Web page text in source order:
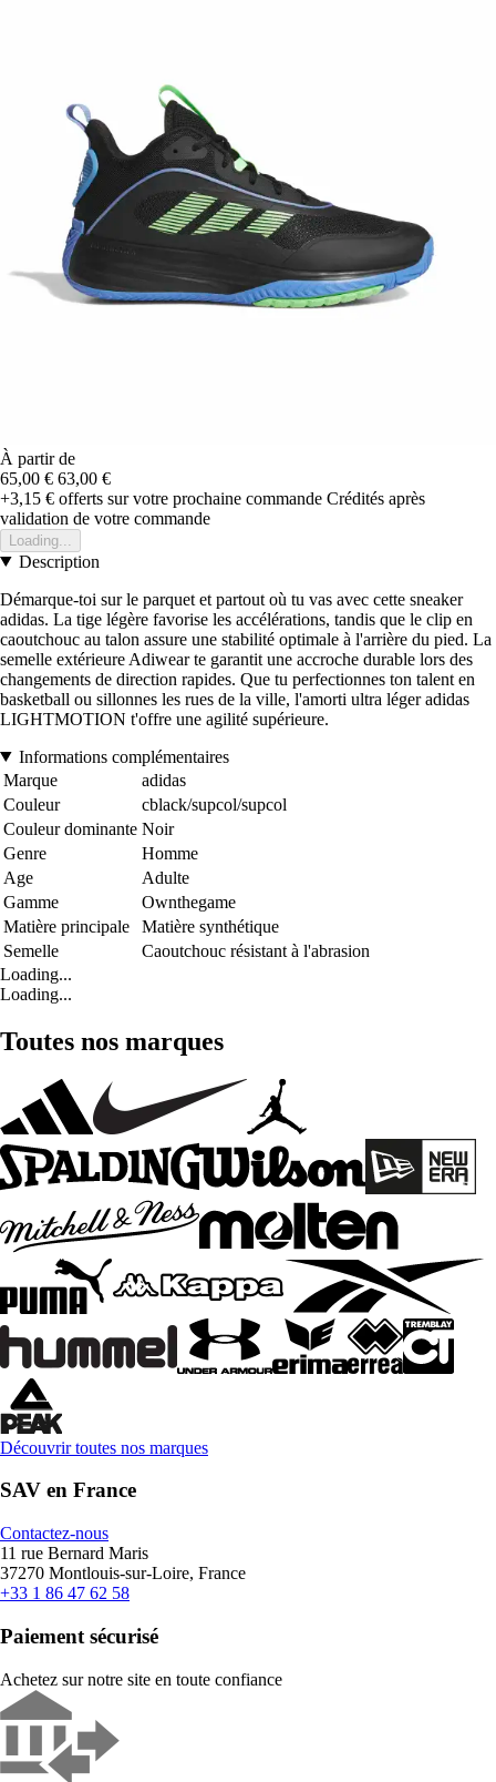
À partir de
65,00 € 63,00 €
+3,15 € offerts sur votre prochaine commande Crédités après
validation de votre commande
Loading...
Description
Démarque-toi sur le parquet et partout où tu vas avec cette sneaker
adidas. La tige légère favorise les accélérations, tandis que le clip en
caoutchouc au talon assure une stabilité optimale à l'arrière du pied. La
semelle extérieure Adiwear te garantit une accroche durable lors des
changements de direction rapides. Que tu perfectionnes ton talent en
basketball ou sillonnes les rues de la ville, l'amorti ultra léger adidas
LIGHTMOTION t'offre une agilité supérieure.
Informations complémentaires
Marque
adidas
Couleur
cblack/supcol/supcol
Couleur dominante Noir
Genre
Homme
Age
Adulte
Gamme
Ownthegame
Matière principale
Matière synthétique
Semelle
Caoutchouc résistant à l'abrasion
Loading...
Loading...
Toutes nos marques
Découvrir toutes nos marques
SAV en France
Contactez-nous
11 rue Bernard Maris
37270 Montlouis-sur-Loire, France
+33 1 86 47 62 58
Paiement sécurisé
Achetez sur notre site en toute confiance